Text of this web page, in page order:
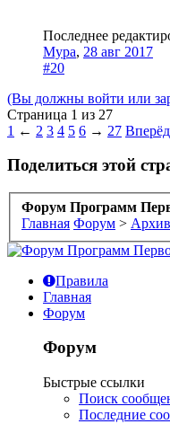
Последнее
Мура, 28 авг 2017
#20
(Вы должны войти или
Страница 1 из 27
1 ← 2 3 4 5 6 → 27
Поделиться этой
Форум Программ
Главная Форум > Архив
Правила
Главная
Форум
Форум
Быстрые ссылки
Поиск
Последние